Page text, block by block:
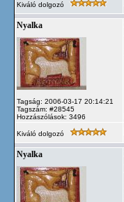
Kiváló dolgozó
Nyalka
Tagság: 2006-03-17 20:14:21
Tagszám: #28545
Hozzászólások: 3496
Kiváló dolgozó
Nyalka